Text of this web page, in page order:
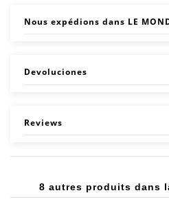
Nous expédions dans LE
Devoluciones
Reviews
8 autres produits dans